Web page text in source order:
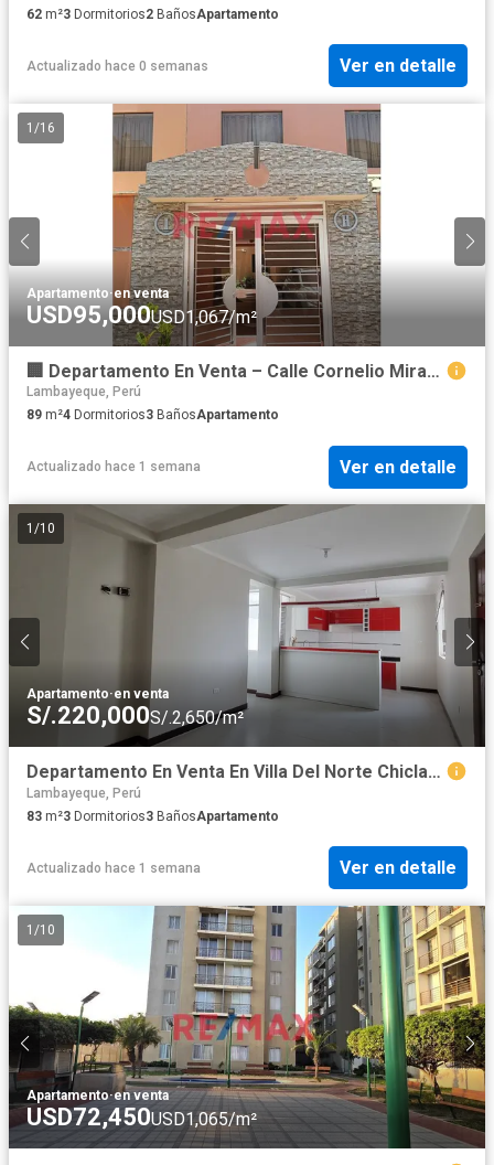
62 m²3 Dormitorios2 BañosApartamento
Actualizado hace 0 semanas Ver en detalle
1 /16
Apartamento·en venta
USD95,000USD1,067/m²
🏢 Departamento En Venta – Calle Cornelio Miranda, Prolongación Juan Cuglievan | Dpto. 403 Block H
Lambayeque, Perú
89 m²4 Dormitorios3 BañosApartamento
Actualizado hace 1 semana Ver en detalle
1 /10
Apartamento·en venta
S/.220,000S/.2,650/m²
Departamento En Venta En Villa Del Norte Chiclayo
Lambayeque, Perú
83 m²3 Dormitorios3 BañosApartamento
Actualizado hace 1 semana Ver en detalle
1 /10
Apartamento·en venta
USD72,450USD1,065/m²